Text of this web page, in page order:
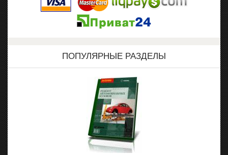
ПОПУЛЯРНЫЕ РАЗДЕЛЫ